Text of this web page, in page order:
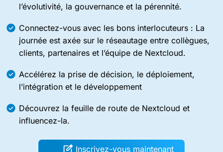
l’évolutivité, la gouvernance et la pérennité.
Connectez-vous avec les bons interlocuteurs : La
journée est axée sur le réseautage entre collègues,
clients, partenaires et l’équipe de Nextcloud.
Accélérez la prise de décision, le déploiement,
l’intégration et le développement
Découvrez la feuille de route de Nextcloud et
influencez-la.
Inscrivez-vous maintenant